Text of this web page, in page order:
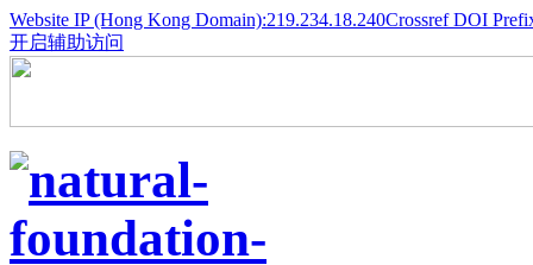
Website IP (Hong Kong Domain):219.234.18.240Crossref DOI
开启辅助访问